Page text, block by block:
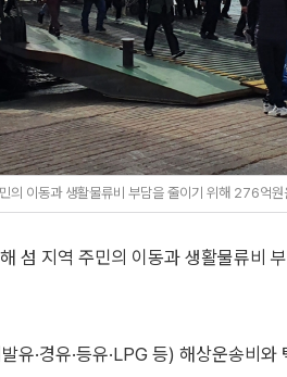
의 이동과 생활물류비 부담을 줄이기 위해 276억
섬 지역 주민의 이동과 생활물류비
유·경유·등유·LPG 등) 해상운송비와